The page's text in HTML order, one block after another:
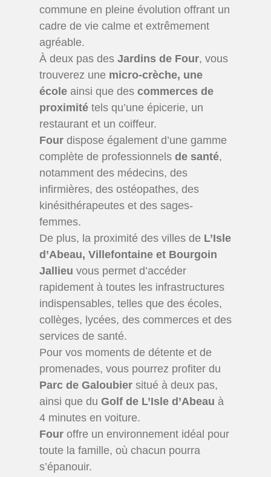
commune en pleine évolution offrant un
cadre de vie calme et extrêmement
agréable.
À deux pas des Jardins de Four, vous
trouverez une micro-crèche, une
école ainsi que des commerces de
proximitétels qu’une épicerie, un
restaurant et un coiffeur.
Four dispose également d’une gamme
complète de professionnels de santé,
notamment des médecins, des
infirmières, des ostéopathes, des
kinésithérapeutes et des sages-
femmes.
De plus, la proximité des villes de L’Isle
d’Abeau, Villefontaine et Bourgoin
Jallieu vous permet d’accéder
rapidement à toutes les infrastructures
indispensables, telles que des écoles,
collèges, lycées, des commerces et des
services de santé.
Pour vos moments de détente et de
promenades, vous pourrez profiter du
Parc de Galoubier situé à deux pas,
ainsi que du Golf de L’Isle d’Abeau à
4 minutes en voiture.
Fouroffre un environnement idéal pour
toute la famille, où chacun pourra
s’épanouir.